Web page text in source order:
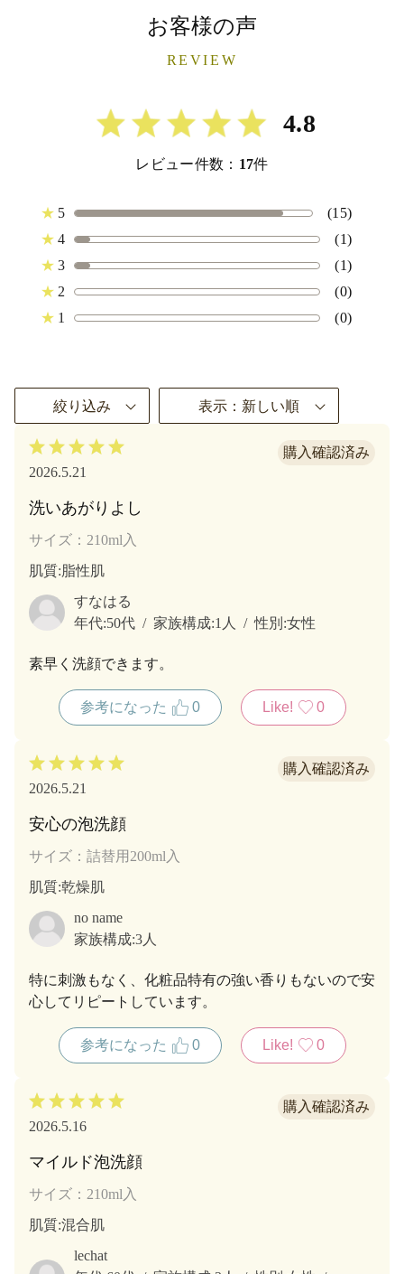
お客様の声
REVIEW
4.8
レビュー件数： 17件
★ 5
(15)
★ 4
(1)
★ 3
(1)
★ 2
(0)
★ 1 (0)
絞り込み 表示：新しい順
2026.5.21
洗いあがりよし
サイズ：210ml入
肌質:脂性肌
すなはる
年代:50代 家族構成:1人 性別:女性
素早く洗顔できます。
参考になった 0 Like! 0
2026.5.21
安心の泡洗顔
サイズ：詰替用200ml入
肌質:乾燥肌
no name
家族構成:3人
特に刺激もなく、化粧品特有の強い香りもないので安
心してリピートしています。
参考になった 0 Like! 0
2026.5.16
マイルド泡洗顔
サイズ：210ml入
肌質:混合肌
lechat